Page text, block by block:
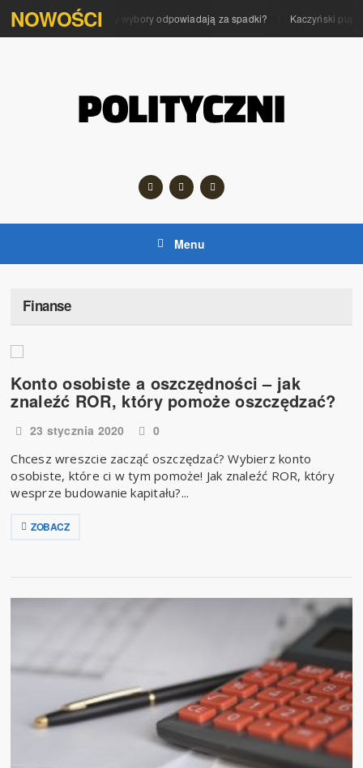
NOWOŚCI
na giełdzie. Czy wybory odpowiadają za spadki? Kaczyński
Menu
Finanse
Konto osobiste a oszczędności – jak
znaleźć ROR, który pomoże oszczędzać?
23 stycznia 2020
0
Chcesz wreszcie zacząć oszczędzać? Wybierz konto
osobiste, które ci w tym pomoże! Jak znaleźć ROR, który
wesprze budowanie kapitału?...
ZOBACZ